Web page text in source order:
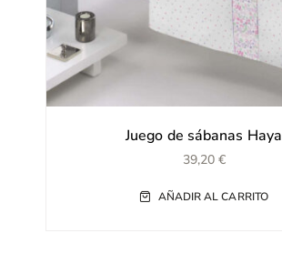
Juego de sábanas Haya
39,20 €
AÑADIR AL CARRITO